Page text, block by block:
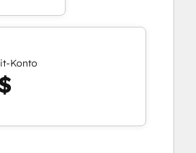
Konto